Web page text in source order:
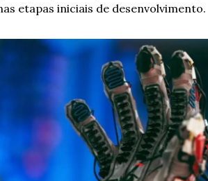
etapas iniciais de desenvolvimento.